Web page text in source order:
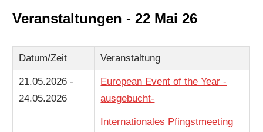
Veranstaltungen - 22 Mai 26
Datum/Zeit Veranstaltung
21.05.2026 -
24.05.2026
European Event of the Year -
ausgebucht-
Internationales Pfingstmeeting